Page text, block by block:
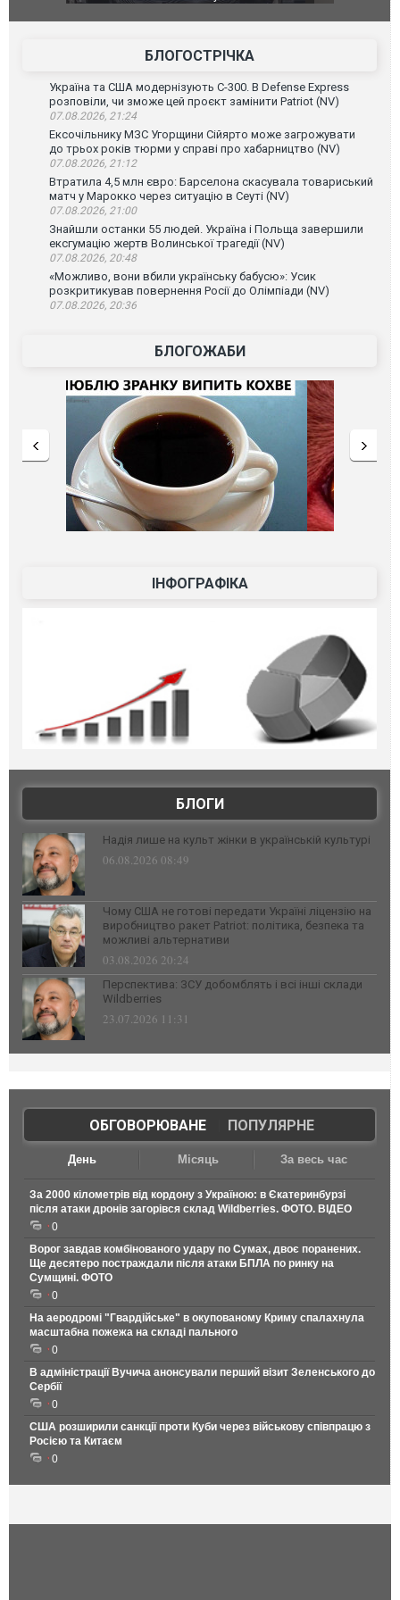
БЛОГОСТРІЧКА
Україна та США модернізують С-300. В Defense Express
розповіли, чи зможе цей проєкт замінити Patriot (NV)
07.08.2026, 21:24
Ексочільнику МЗС Угорщини Сійярто може загрожувати
до трьох років тюрми у справі про хабарництво (NV)
07.08.2026, 21:12
Втратила 4,5 млн євро: Барселона скасувала товариський
матч у Марокко через ситуацію в Сеуті (NV)
07.08.2026, 21:00
Знайшли останки 55 людей. Україна і Польща завершили
ексгумацію жертв Волинської трагедії (NV)
07.08.2026, 20:48
«Можливо, вони вбили українську бабусю»: Усик
розкритикував повернення Росії до Олімпіади (NV)
07.08.2026, 20:36
БЛОГОЖАБИ
ІНФОГРАФІКА
БЛОГИ
Надія лише на культ жінки в українській культурі
06.08.2026 08:49
Чому США не готові передати Україні ліцензію на
виробництво ракет Patriot: політика, безпека та
можливі альтернативи
03.08.2026 20:24
Перспектива: ЗСУ добомблять і всі інші склади
Wildberries
23.07.2026 11:31
ОБГОВОРЮВАНЕ| ПОПУЛЯРНЕ
День Місяць За весь час
За 2000 кілометрів від кордону з Україною: в Єкатеринбурзі
після атаки дронів загорівся склад Wildberries. ФОТО. ВІДЕО
0
Ворог завдав комбінованого удару по Сумах, двоє поранених.
Ще десятеро постраждали після атаки БПЛА по ринку на
Сумщині. ФОТО
0
На аеродромі "Гвардійське" в окупованому Криму спалахнула
масштабна пожежа на складі пального
0
В адміністрації Вучича анонсували перший візит Зеленського до
Сербії
0
США розширили санкції проти Куби через військову співпрацю з
Росією та Китаєм
0